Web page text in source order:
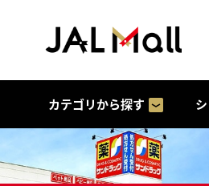
カテゴリから探す